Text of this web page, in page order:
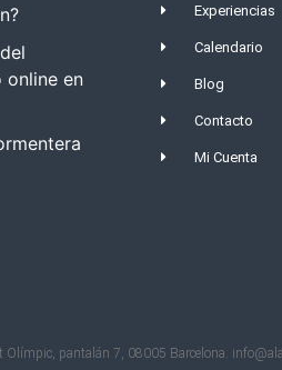
online en
Experiencias
Calendario
Blog
Contacto
Mi Cuenta
pantalán 7, 08005 Barcelona.